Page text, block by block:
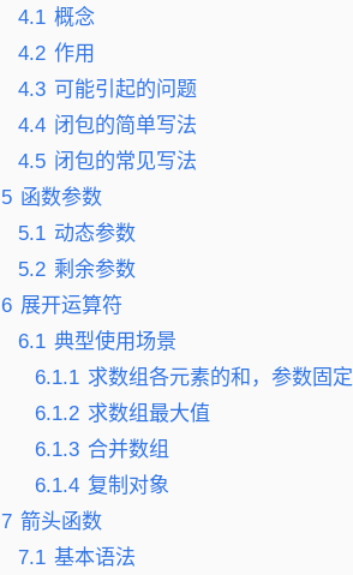
4.1 概念
4.2 作用
4.3 可能引起的问题
4.4 闭包的简单写法
4.5 闭包的常见写法
5 函数参数
5.1 动态参数
5.2 剩余参数
6 展开运算符
6.1 典型使用场景
6.1.1 求数组各元素的和，参数固定
6.1.2 求数组最大值
6.1.3 合并数组
6.1.4 复制对象
7 箭头函数
7.1 基本语法